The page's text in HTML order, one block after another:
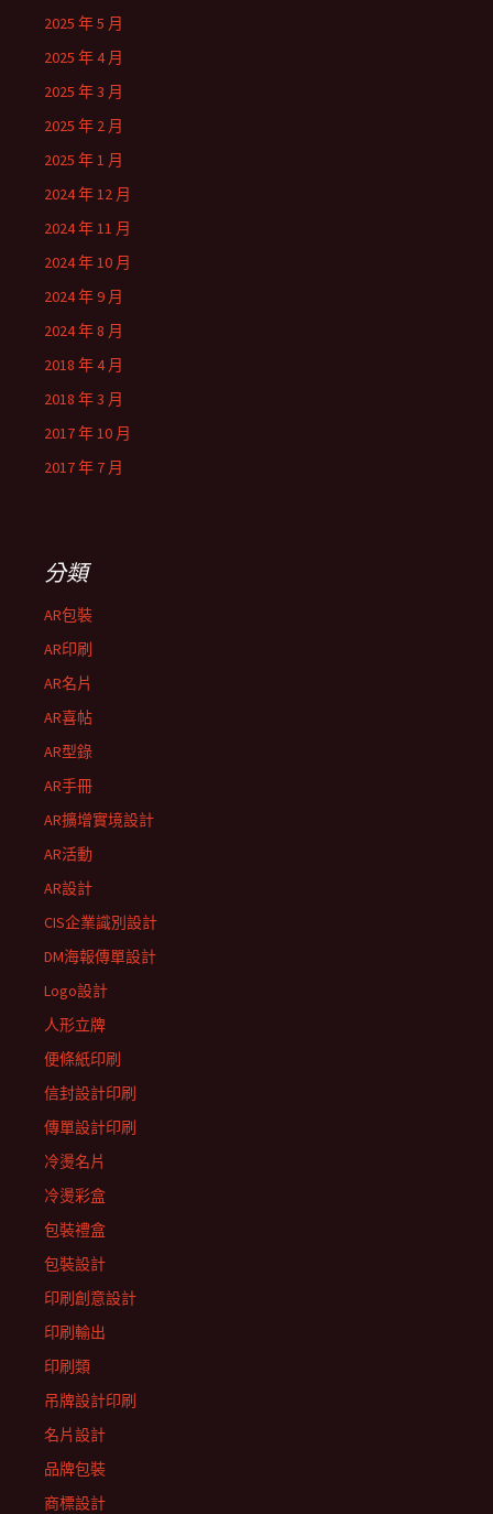
2025 年 5 月
2025 年 4 月
2025 年 3 月
2025 年 2 月
2025 年 1 月
2024 年 12 月
2024 年 11 月
2024 年 10 月
2024 年 9 月
2024 年 8 月
2018 年 4 月
2018 年 3 月
2017 年 10 月
2017 年 7 月
分類
AR包裝
AR印刷
AR名片
AR喜帖
AR型錄
AR手冊
AR擴增實境設計
AR活動
AR設計
CIS企業識別設計
DM海報傳單設計
Logo設計
人形立牌
便條紙印刷
信封設計印刷
傳單設計印刷
冷燙名片
冷燙彩盒
包裝禮盒
包裝設計
印刷創意設計
印刷輸出
印刷類
吊牌設計印刷
名片設計
品牌包裝
商標設計